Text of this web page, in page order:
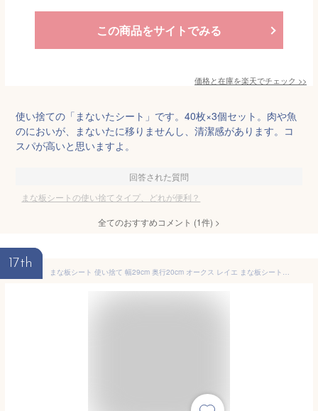
この商品をサイトでみる
価格と在庫を楽天でチェック >>
使い捨ての「まないたシート」です。40枚×3個セット。肉や魚
のにおいが、まないたに移りませんし、清潔感があります。コ
スパが高いと思いますよ。
回答された質問
まな板シートの使い捨てタイプ、どれが便利？
全てのおすすめコメント (1件) >
17th
まな板シート 使い捨て 幅29cm 奥行20cm オークス レイエ まな板シート レギュラー 50枚入り LES3208 日本製 【 leye ケース付き クッキングシート ワックスペーパー チェック ラッピング メモリ付き 】〈メール便〉